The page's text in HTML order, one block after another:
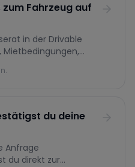
Fahrzeug auf
in der Drivable
Mietbedingungen,
du deine
Anfrage
du direkt zur